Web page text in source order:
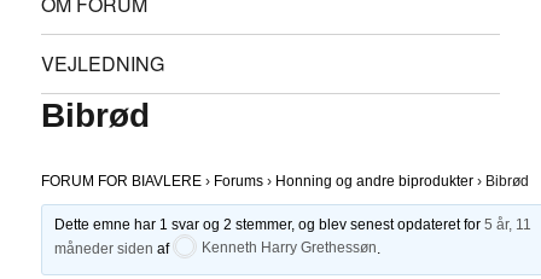
VEJLEDNING
Bibrød
FORUM FOR BIAVLERE › Forums › Honning og andre biprodukter › Bibrød
Dette emne har 1 svar og 2 stemmer, og blev senest opdateret for 5 år, 11
måneder siden af Kenneth Harry Grethessøn